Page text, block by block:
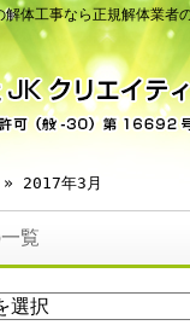
体工事なら正規解体業者
» 2017年3月
覧